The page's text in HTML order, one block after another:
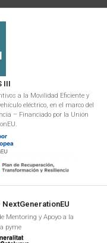
III
a la Movilidad Eficiente y
eléctrico, en el marco del
– Financiado por la Unión
Mentoring y Apoyo a la
pyme